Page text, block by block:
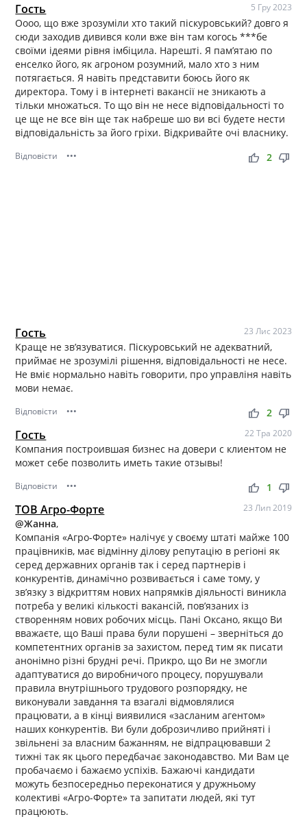
Гость 5 Гру 2023
Оооо, що вже зрозуміли хто такий піскуровський? довго я
сюди заходив дивився коли вже він там когось ***бе
своїми ідеями рівня імбіцила. Нарешті. Я памʼятаю по
енселко його, як агроном розумний, мало хто з ним
потягається. Я навіть представити боюсь його як
директора. Тому і в інтернеті вакансії не зникають а
тільки множаться. То що він не несе відповідальності то
це ще не все він ще так набреше шо ви всі будете нести
відповідальність за його гріхи. Відкривайте очі власнику.
Відповісти ••• thumb_up thumb_down
2
Гость 23 Лис 2023
Краще не зв’язуватися. Піскуровський не адекватний,
приймає не зрозумілі рішення, відповідальності не несе.
Не вміє нормально навіть говорити, про управліня навіть
мови немає.
Відповісти ••• thumb_up thumb_down
2
Гость 22 Тра 2020
Компания построившая бизнес на довери с клиентом не
может себе позволить иметь такие отзывы!
Відповісти ••• thumb_up thumb_down
1
ТОВ Агро-Форте 23 Лип 2019
@Жанна,
Компанія «Агро-Форте» налічує у своєму штаті майже 100
працівників, має відмінну ділову репутацію в регіоні як
серед державних органів так і серед партнерів і
конкурентів, динамічно розвивається і саме тому, у
зв’язку з відкриттям нових напрямків діяльності виникла
потреба у великі кількості вакансій, пов’язаних із
створенням нових робочих місць. Пані Оксано, якщо Ви
вважаєте, що Ваші права були порушені – зверніться до
компетентних органів за захистом, перед тим як писати
анонімно різні брудні речі. Прикро, що Ви не змогли
адаптуватися до виробничого процесу, порушували
правила внутрішнього трудового розпорядку, не
виконували завдання та взагалі відмовлялися
працювати, а в кінці виявилися «засланим агентом»
наших конкурентів. Ви були доброзичливо прийняті і
звільнені за власним бажанням, не відпрацювавши 2
тижні так як цього передбачає законодавство. Ми Вам це
пробачаємо і бажаємо успіхів. Бажаючі кандидати
можуть безпосередньо переконатися у дружньому
колективі «Агро-Форте» та запитати людей, які тут
працюють.